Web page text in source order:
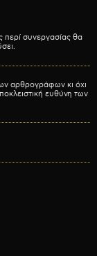
συνεργασίας θα
αρθρογράφων κι όχι
ευθύνη των